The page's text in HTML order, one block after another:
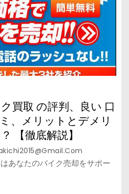
買取 の評判、良い 口
、メリットとデメリ
【徹底解説】
あなたのバイク売却をサポー